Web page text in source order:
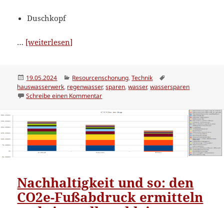
Duschkopf
… [weiterlesen]
Veröffentlicht
am
19.05.2024 Kategorien
Resourcenschonung,Technik
hauswasserwerk, regenwasser,sparen,wasser,wassersparen
Schreibe einen Kommentarzu Wasserverbrauch verringern
Nachhaltigkeit und so: den
CO2e-Fußabdruck ermitteln